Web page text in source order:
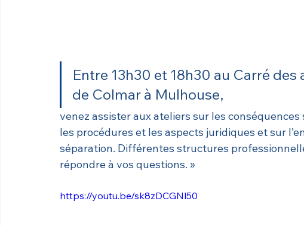
Entre 13h30 et 18h30 au Carré
de Colmar à Mulhouse,
venez assister aux ateliers sur les
les procédures et les aspects juridiques et sur
séparation. Différentes structures
répondre à vos questions. »
https://youtu.be/sk8zDCGNl50